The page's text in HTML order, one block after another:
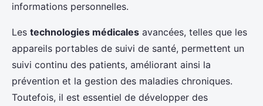
informations personnelles.
Les technologies médicales avancées, telles que les
appareils portables de suivi de santé, permettent un
suivi continu des patients, améliorant ainsi la
prévention et la gestion des maladies chroniques.
Toutefois, il est essentiel de développer des